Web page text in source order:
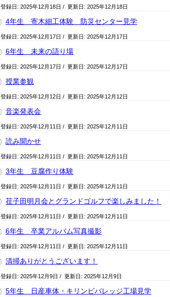
登録日: 2025年12月18日 / 更新日: 2025年12月18日
4年生 寄木細工体験 防災センター見学
登録日: 2025年12月17日 / 更新日: 2025年12月17日
6年生 未来の語り場
登録日: 2025年12月17日 / 更新日: 2025年12月17日
授業参観
登録日: 2025年12月12日 / 更新日: 2025年12月12日
音楽発表会
登録日: 2025年12月11日 / 更新日: 2025年12月11日
読み聞かせ
登録日: 2025年12月11日 / 更新日: 2025年12月11日
3年生 豆腐作り体験
登録日: 2025年12月11日 / 更新日: 2025年12月11日
荏子田明月会とグランドゴルフで楽しみました！
登録日: 2025年12月11日 / 更新日: 2025年12月11日
6年生 卒業アルバム写真撮影
登録日: 2025年12月11日 / 更新日: 2025年12月11日
清掃ありがとうございます！
登録日: 2025年12月9日 / 更新日: 2025年12月9日
5年生 日産車体・キリンビバレッジ工場見学